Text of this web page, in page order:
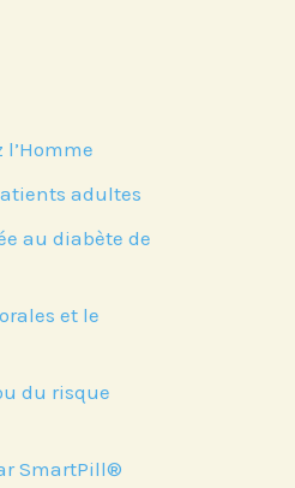
adultes
au diabète de
et le
du risque
SmartPill®